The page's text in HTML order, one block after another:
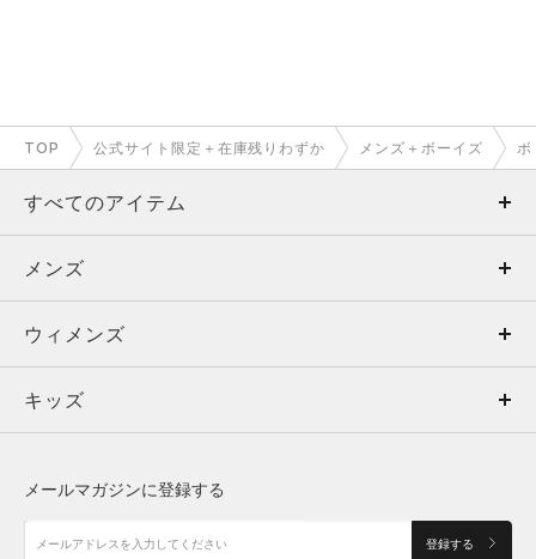
TOP 公式サイト限定＋在庫残りわずか メンズ＋ボーイズ ボ
すべてのアイテム
メンズ
ウィメンズ
キッズ
アクセサリー
メンズ
トップス
ボトムス
アクセサリー
ウィメンズ
トップス
シューズ
キッズ
メールマガジンに登録する
登録する